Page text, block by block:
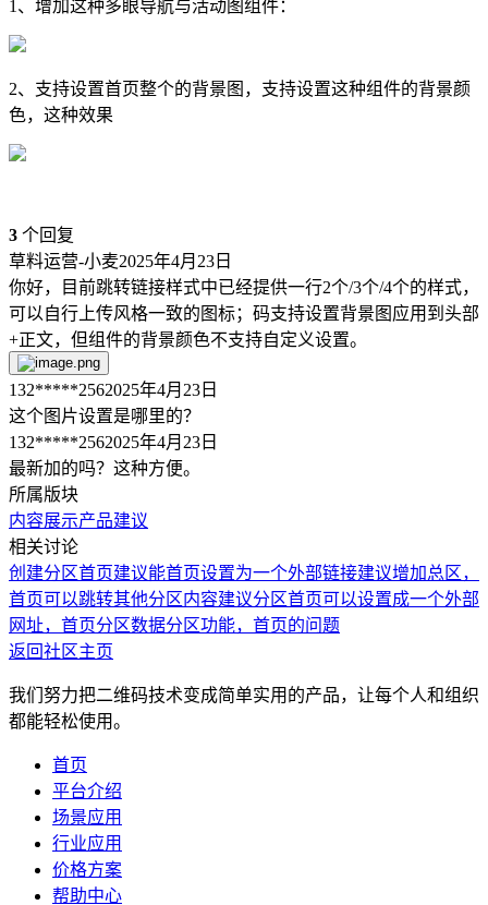
1、增加这种多眼导航与活动图组件：
2、支持设置首页整个的背景图，支持设置这种组件的背景颜
色，这种效果
3 个回复
草料运营-小麦2025年4月23日
你好，目前跳转链接样式中已经提供一行2个/3个/4个的样式，
可以自行上传风格一致的图标；码支持设置背景图应用到头部
+正文，但组件的背景颜色不支持自定义设置。
132*****2562025年4月23日
这个图片设置是哪里的？
132*****2562025年4月23日
最新加的吗？这种方便。
所属版块
内容展示产品建议
相关讨论
创建分区首页建议能首页设置为一个外部链接建议增加总区，
首页可以跳转其他分区内容建议分区首页可以设置成一个外部
网址， 首页分区数据分区功能，首页的问题
返回社区主页
我们努力把二维码技术变成简单实用的产品，让每个人和组织
都能轻松使用。
首页
平台介绍
场景应用
行业应用
价格方案
帮助中心